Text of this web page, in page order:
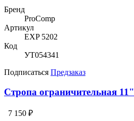
Бренд
ProComp
Артикул
EXP 5202
Код
УТ054341
Подписаться Предзаказ
Стропа ограничительная 11"
7 150 ₽